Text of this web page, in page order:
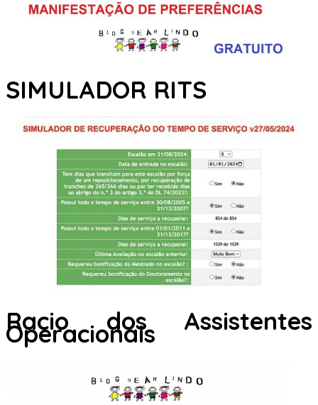
SIMULADOR RITS
Racio dos Assistentes
Operacionais